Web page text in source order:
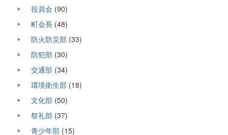
役員会 (90)
町会長 (48)
防火防災部 (33)
防犯部 (30)
交通部 (34)
環境衛生部 (18)
文化部 (50)
祭礼部 (37)
青少年部 (15)